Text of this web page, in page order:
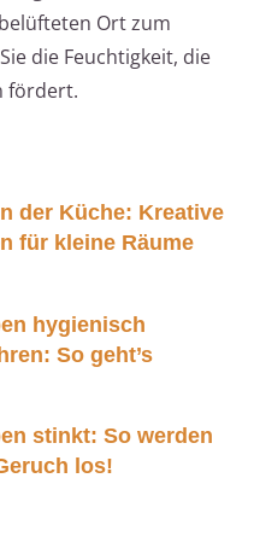
Ort zum
die Feuchtigkeit, die
fördert.
der Küche: Kreative
für kleine Räume
hygienisch
So geht’s
stinkt: So werden
los!